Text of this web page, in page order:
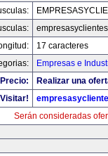
17 caracteres
Empresas e
Precio:
Realizar una
Visitar!
Serán consideradas